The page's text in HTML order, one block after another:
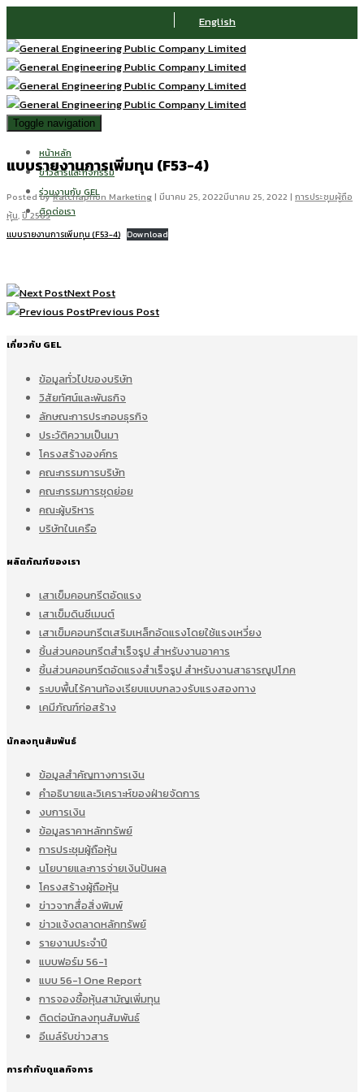
English
Toggle navigation
หน้าหลัก
ข่าวสารและกิจกรรม
ร่วมงานกับ GEL
ติดต่อเรา
แบบรายงานการเพิ่มทุน (F53-4)
Posted byRatchaphon Marketing| มีนาคม 25, 2022มีนาคม 25, 2022 | การประชุมผู้ถือ
หุ้น,ปี 2565
แบบรายงานการเพิ่มทุน (F53-4) Download
Next Post
Previous Post
เกี่ยวกับ GEL
ข้อมูลทั่วไปของบริษัท
วิสัยทัศน์และพันธกิจ
ลักษณะการประกอบธุรกิจ
ประวัติความเป็นมา
โครงสร้างองค์กร
คณะกรรมการบริษัท
คณะกรรมการชุดย่อย
คณะผู้บริหาร
บริษัทในเครือ
ผลิตภัณฑ์ของเรา
เสาเข็มคอนกรีตอัดแรง
เสาเข็มดินซีเมนต์
เสาเข็มคอนกรีตเสริมเหล็กอัดแรงโดยใช้แรงเหวี่ยง
ชิ้นส่วนคอนกรีตสำเร็จรูป สำหรับงานอาคาร
ชิ้นส่วนคอนกรีตอัดแรงสำเร็จรูป สำหรับงานสาธารณูปโภค
ระบบพื้นไร้คานท้องเรียบแบบกลวงรับแรงสองทาง
เคมีภัณฑ์ก่อสร้าง
นักลงทุนสัมพันธ์
ข้อมูลสำคัญทางการเงิน
คำอธิบายและวิเคราะห์ของฝ่ายจัดการ
งบการเงิน
ข้อมูลราคาหลักทรัพย์
การประชุมผู้ถือหุ้น
นโยบายและการจ่ายเงินปันผล
โครงสร้างผู้ถือหุ้น
ข่าวจากสื่อสิ่งพิมพ์
ข่าวแจ้งตลาดหลักทรัพย์
รายงานประจำปี
แบบฟอร์ม 56-1
แบบ 56-1 One Report
การจองซื้อหุ้นสามัญเพิ่มทุน
ติดต่อนักลงทุนสัมพันธ์
อีเมล์รับข่าวสาร
การกำกับดูแลกิจการ